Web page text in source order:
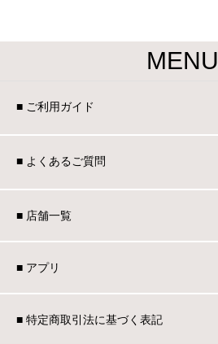
MENU
■ ご利用ガイド
■ よくあるご質問
■ 店舗一覧
■ アプリ
■ 特定商取引法に基づく表記